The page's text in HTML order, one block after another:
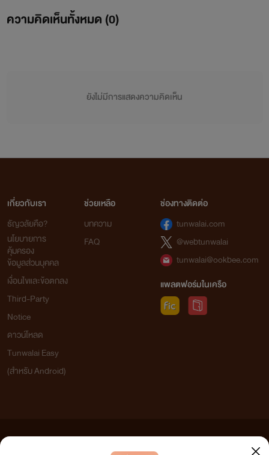
ความคิดเห็นทั้งหมด (0)
ยังไม่มีการแสดงความคิดเห็น
เกี่ยวกับเรา
ธัญวลัยคือ?
นโยบายการ
คุ้มครอง
ข้อมูลส่วนบุคคล
เงื่อนไขและข้อตกลง
Third-Party
Notice
ดาวน์โหลด
Tunwalai Easy
(สำหรับ Android)
ช่วยเหลือ
บทความ
FAQ
ช่องทางติดต่อ
tunwalai.com
@webtunwalai
tunwalai@ookbee.com
แพลตฟอร์มในเครือ